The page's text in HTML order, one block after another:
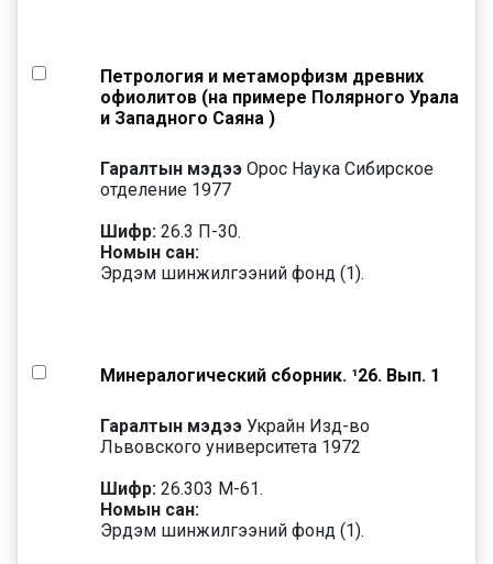
Петрология и метаморфизм древних
офиолитов (на примере Полярного Урала
и Западного Саяна )
Гаралтын мэдээ Орос Наука Сибирское
отделение 1977
Шифр: 26.3 П-30.
Номын сан:
Эрдэм шинжилгээний фонд (1).
Минералогический сборник. ¹26. Вып. 1
Гаралтын мэдээ Украйн Изд-во
Львовского университета 1972
Шифр: 26.303 М-61.
Номын сан:
Эрдэм шинжилгээний фонд (1).